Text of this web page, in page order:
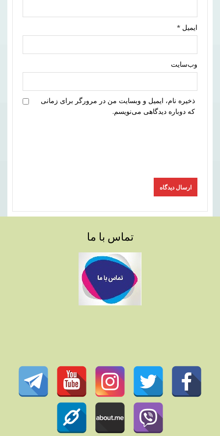
ایمیل *
وب‌سایت
ذخیره نام، ایمیل و وبسایت من در مرورگر برای زمانی
که دوباره دیدگاهی می‌نویسم.
تماس با ما